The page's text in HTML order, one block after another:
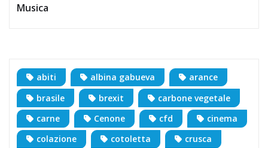
Musica
abiti albina gabueva
arance
brasile
brexit
carbone vegetale
carne
Cenone cfd
cinema
colazione
cotoletta
crusca